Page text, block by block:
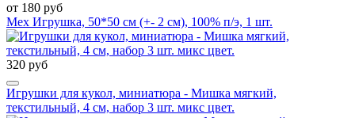
от 180 руб
Мех Игрушка, 50*50 см (+- 2 см), 100% п/э, 1 шт.
320 руб
Игрушки для кукол, миниатюра - Мишка мягкий,
текстильный, 4 см, набор 3 шт. микс цвет.